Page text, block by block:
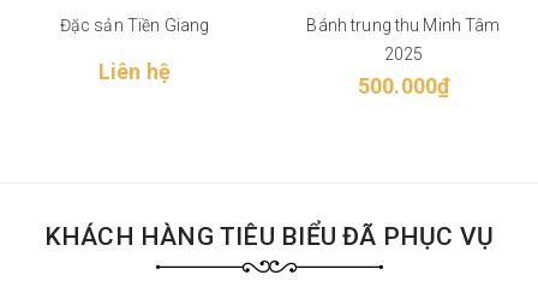
Đặc sản Tiền Giang
Liên hệ
Bánh trung thu Minh Tâm
2025
500.000₫
KHÁCH HÀNG TIÊU BIỂU ĐÃ PHỤC VỤ